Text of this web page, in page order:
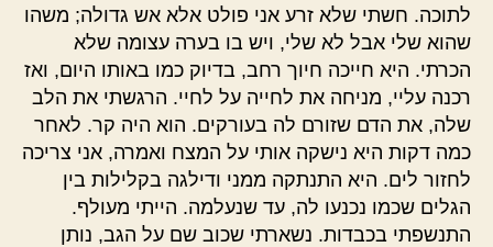
לתוכה. חשתי שלא זרע אני פולט אלא אש גדולה; משהו
שהוא שלי אבל לא שלי, ויש בו בערה עצומה שלא
הכרתי. היא חייכה חיוך רחב, בדיוק כמו באותו היום, ואז
רכנה עליי, מניחה את לחייה על לחיי. הרגשתי את הלב
שלה, את הדם שזורם לה בעורקים. הוא היה קר. לאחר
כמה דקות היא נישקה אותי על המצח ואמרה, אני צריכה
לחזור לים. היא התנתקה ממני ודילגה בקלילות בין
הגלים שכמו נכנעו לה, עד שנעלמה. הייתי מעולף.
התנשפתי בכבדות. נשארתי שכוב שם על הגב, נותן